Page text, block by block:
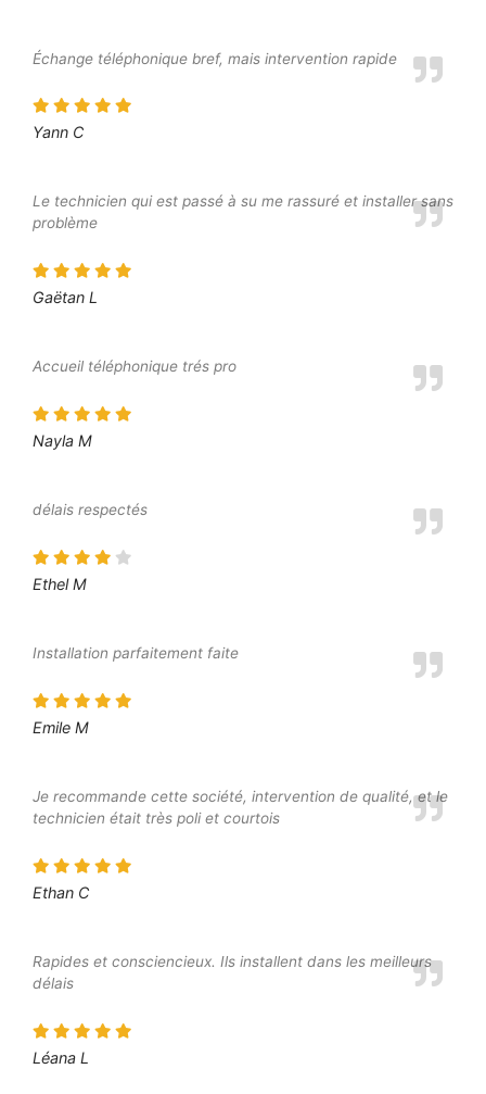
Échange téléphonique bref, mais intervention rapide
Yann C
Le technicien qui est passé à su me rassuré et installer sans
problème
Gaëtan L
Accueil téléphonique trés pro
Nayla M
délais respectés
Ethel M
Installation parfaitement faite
Emile M
Je recommande cette société, intervention de qualité, et le
technicien était très poli et courtois
Ethan C
Rapides et consciencieux. Ils installent dans les meilleurs
délais
Léana L